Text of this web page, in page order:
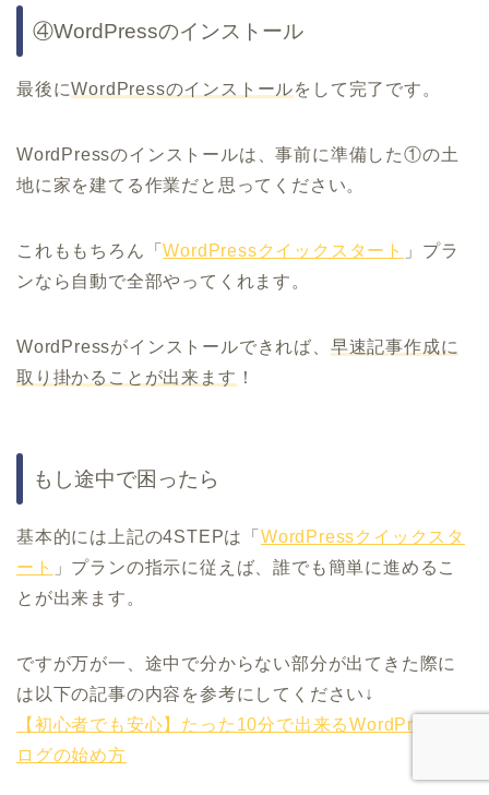
④WordPressのインストール
最後にWordPressのインストールをして完了です。
WordPressのインストールは、事前に準備した①の土
地に家を建てる作業だと思ってください。
これももちろん「WordPressクイックスタート
」プラ
ンなら自動で全部やってくれます。
WordPressがインストールできれば、 早速記事作成に
取り掛かることが出来ます ！
もし途中で困ったら
基本的には上記の4STEPは「 WordPressクイックスタ
ート
」プランの指示に従えば、誰でも簡単に進めるこ
とが出来ます。
ですが万が一、途中で分からない部分が出てきた際に
は以下の記事の内容を参考にしてください↓
【初心者でも安心】たった10分で出来るWordPressブ
ログの始め方